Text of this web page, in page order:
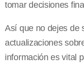
tomar decisiones
Así que no dejes de
actualizaciones
información es vital